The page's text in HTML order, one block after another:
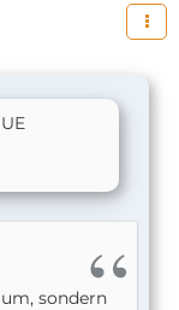
sondern